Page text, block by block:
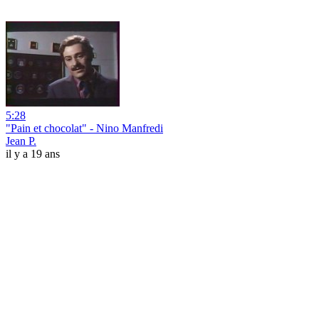
5:28
"Pain et chocolat" - Nino Manfredi
Jean P.
il y a 19 ans